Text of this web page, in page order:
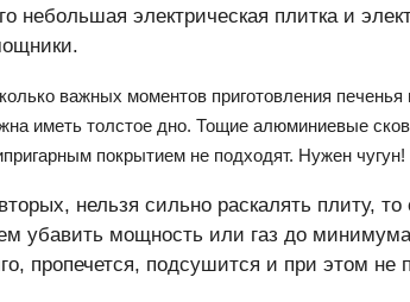
небольшая электрическая плитка и
важных моментов приготовления
иметь толстое дно. Тощие алюминиевые
покрытием не подходят. Нужен чугун!
нельзя сильно раскалять плиту,
убавить мощность или газ до
пропечется, подсушится и при этом не